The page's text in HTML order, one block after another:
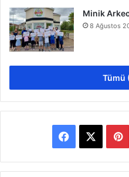
Minik
8 Ağustos
Tümü
Facebook